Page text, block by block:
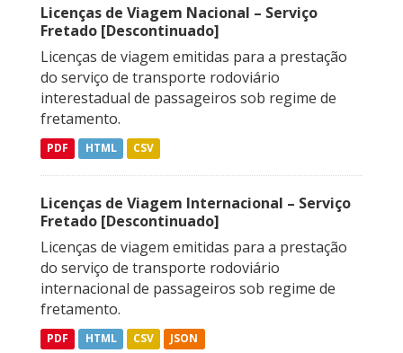
Licenças de Viagem Nacional – Serviço
Fretado [Descontinuado]
Licenças de viagem emitidas para a prestação
do serviço de transporte rodoviário
interestadual de passageiros sob regime de
fretamento.
PDF HTML CSV
Licenças de Viagem Internacional – Serviço
Fretado [Descontinuado]
Licenças de viagem emitidas para a prestação
do serviço de transporte rodoviário
internacional de passageiros sob regime de
fretamento.
PDF HTML CSV JSON